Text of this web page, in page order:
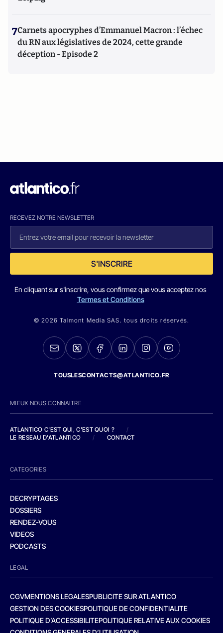
7Carnets apocryphes d’Emmanuel Macron : l’échec
du RN aux législatives de 2024, cette grande
déception - Episode 2
RECEVEZ NOTRE NEWSLETTER
S'INSCRIRE
En cliquant sur s'inscrire, vous confirmez que vous acceptez nos
Termes et Conditions
© 2026 Talmont Media SAS. tous droits réservés.
TOUSLESCONTACTS@ATLANTICO.FR
MIEUX NOUS CONNAITRE
ATLANTICO C'EST QUI, C'EST QUOI ?
/
LE RESEAU D'ATLANTICO
/ CONTACT
CATEGORIES
DECRYPTAGES
DOSSIERS
RENDEZ-VOUS
VIDEOS
PODCASTS
LEGAL
CGVMENTIONS LEGALESPUBLICITE SUR ATLANTICO
GESTION DES COOKIESPOLITIQUE DE CONFIDENTIALITE
POLITIQUE D’ACCESSIBILITEPOLITIQUE RELATIVE AUX COOKIES